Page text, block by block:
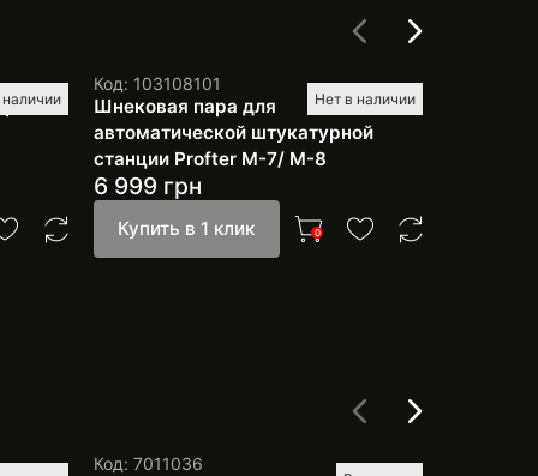
наличии Нет в наличии
Код: 103108101
Шнековая пара для
автоматической штукатурной
станции Profter М-7/ М-8
6 999 грн
Купить в 1 клик 0
Код: 7011036